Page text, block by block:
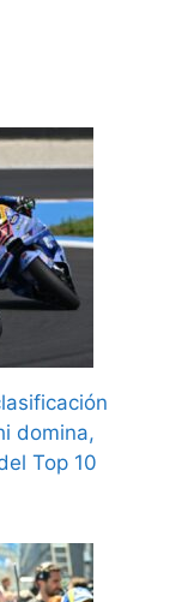
domina,
Top 10